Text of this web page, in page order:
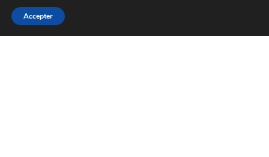
Académie Wang de MTC
33 rue Bayard
Accepter